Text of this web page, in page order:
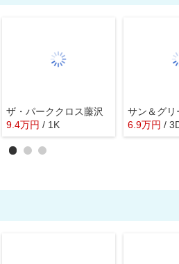
ザ・パーククロス藤沢
9.4万円 / 1K
サン＆グリ
6.9万円 /